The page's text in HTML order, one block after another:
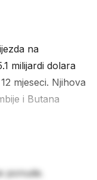
na
milijardi dolara
mjeseci. Njihova
i Butana
ponude.